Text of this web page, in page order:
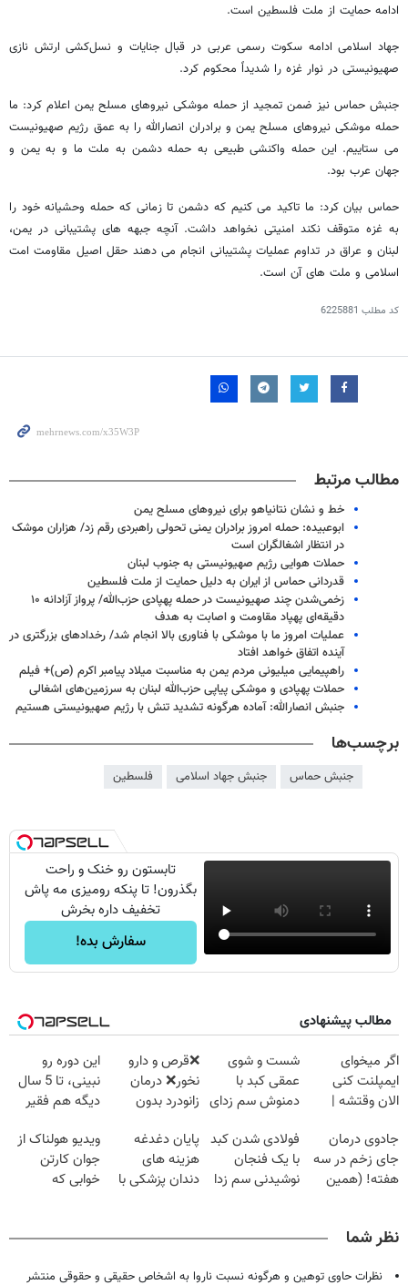
ادامه حمایت از ملت فلسطین است.
جهاد اسلامی ادامه سکوت رسمی عربی در قبال جنایات و نسل‌کشی ارتش نازی
صهیونیستی در نوار غزه را شدیداً محکوم کرد.
جنبش حماس نیز ضمن تمجید از حمله موشکی نیروهای مسلح یمن اعلام کرد: ما
حمله موشکی نیروهای مسلح یمن و برادران انصارالله را به عمق رژیم صهیونیست
می ستاییم. این حمله واکنشی طبیعی به حمله دشمن به ملت ما و به یمن و
جهان عرب بود.
حماس بیان کرد: ما تاکید می کنیم که دشمن تا زمانی که حمله وحشیانه خود را
به غزه متوقف نکند امنیتی نخواهد داشت. آنچه جبهه های پشتیبانی در یمن،
لبنان و عراق در تداوم عملیات پشتیبانی انجام می دهند حقل اصیل مقاومت امت
اسلامی و ملت های آن است.
کد مطلب 6225881
مطالب مرتبط
خط و نشان نتانیاهو برای نیروهای مسلح یمن
ابوعبیده: حمله امروز برادران یمنی تحولی راهبردی رقم زد/ هزاران موشک
در انتظار اشغالگران است
حملات هوایی رژیم صهیونیستی به جنوب لبنان
قدردانی حماس از ایران به دلیل حمایت از ملت فلسطین
زخمی‌شدن چند صهیونیست در حمله پهپادی حزب‌الله/ پرواز آزادانه ۱۰
دقیقه‌ای پهپاد مقاومت و اصابت به هدف
عملیات امروز ما با موشکی با فناوری بالا انجام شد/ رخدادهای بزرگتری در
آینده اتفاق خواهد افتاد
راهپیمایی میلیونی مردم یمن به مناسبت میلاد پیامبر اکرم (ص)+ فیلم
حملات پهپادی و موشکی پیاپی حزب‌الله لبنان به سرزمین‌های اشغالی
جنبش انصارالله: آماده هرگونه تشدید تنش با رژیم صهیونیستی هستیم
برچسب‌ها
جنبش حماس جنبش جهاد اسلامی فلسطین
تابستون رو خنک و راحت
بگذرون! تا پنکه رومیزی مه پاش
تخفیف داره بخرش
سفارش بده!
مطالب پیشنهادی
اگر میخوای
ایمپلنت کنی
الان وقتشه |
میلیون تومان!!!
شست و شوی
عمقی کبد با
دمنوش سم زدای
❌قرص‌ و دارو
نخور❌ درمان
زانودرد بدون
این دوره رو
نبینی، تا 5 سال
دیگه هم فقیر
الان ثبت نام کن
جادوی درمان
جای زخم در سه
هفته! (همین
فولادی شدن کبد
با یک فنجان
نوشیدنی سم زدا
پایان دغدغه
هزینه های
دندان پزشکی با
ویدیو هولناک از
جوان کارتن
خوابی که
نظر شما
نظرات حاوی توهین و هرگونه نسبت ناروا به اشخاص حقیقی و حقوقی منتشر